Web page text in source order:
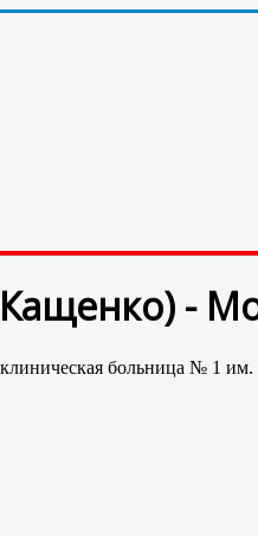
-
больница № 1